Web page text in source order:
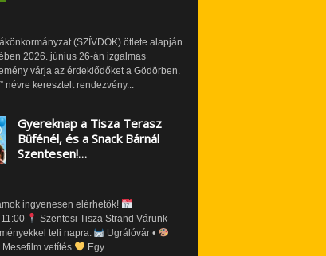
(SZÍVDÖK) ötlete alapján
2026. június 26-án izgalmas
várja az érdeklődőket a Gödörben.
névre keresztelt rendezvény...
Gyereknap a Tisza Terasz
Büfénél, és a Snack Bárnál
Szentesen!…
ingyenesen elérhetők!
Szentesi Tisza Strand Várunk
teli napra:
Ugrálóvár •
Mesefilm vetítés Egy...